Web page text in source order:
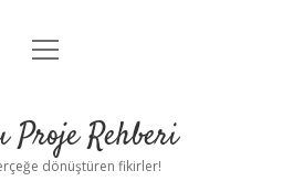
Anasayfa
Yasal Uyarı
menüyü
Proje Rehberi
dönüştüren fikirler!